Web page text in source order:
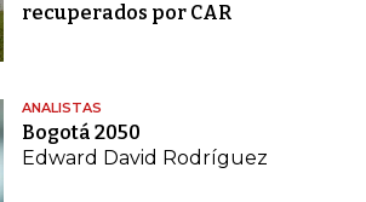
recuperados por CAR
ANALISTAS
Bogotá 2050
Edward David Rodríguez